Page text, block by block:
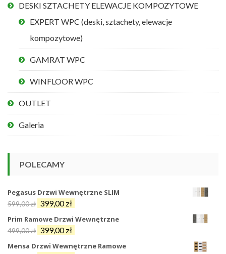
DESKI SZTACHETY ELEWACJE KOMPOZYTOWE
EXPERT WPC (deski, sztachety, elewacje
kompozytowe)
GAMRAT WPC
WINFLOOR WPC
OUTLET
Galeria
POLECAMY
Pegasus Drzwi Wewnętrzne SLIM
599,00zł Pierwotna
wynosiła:
399,00zł
cena
wynosi:
Prim Ramowe Drzwi Wewnętrzne
499,00zł Pierwotna
cena
399,00zł
cena
Mensa Drzwi Wewnętrzne Ramowe